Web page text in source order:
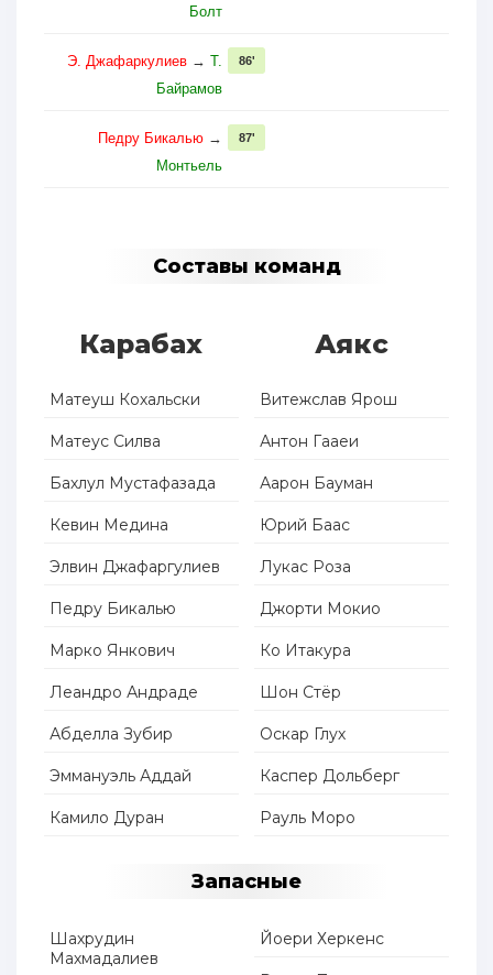
Болт
Э. Джафаркулиев → Т.
Байрамов
86'
Педру Бикалью →
Монтьель
87'
Составы команд
Карабах
Матеуш Кохальски
Матеус Силва
Бахлул Мустафазада
Кевин Медина
Элвин Джафаргулиев
Педру Бикалью
Марко Янкович
Леандро Андраде
Абделла Зубир
Эммануэль Аддай
Камило Дуран
Аякс
Витежслав Ярош
Антон Гааеи
Аарон Бауман
Юрий Баас
Лукас Роза
Джорти Мокио
Ко Итакура
Шон Стёр
Оскар Глух
Каспер Дольберг
Рауль Моро
Запасные
Шахрудин
Махмадалиев
Йоери Херкенс